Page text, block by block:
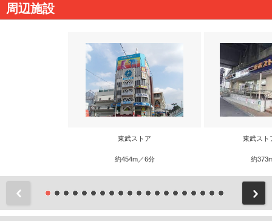
周辺施設
東武ストア
約454m／6分
東武スト
約